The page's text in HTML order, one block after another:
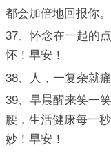
都会加倍地回报你。
37、怀念在一起的
怀！早安！
38、人，一复杂就
39、早晨醒来笑一
腰，生活健康每一
妙！早安！